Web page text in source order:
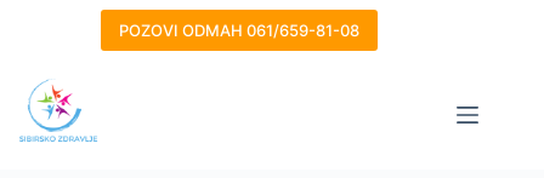
POZOVI ODMAH 061/659-81-08